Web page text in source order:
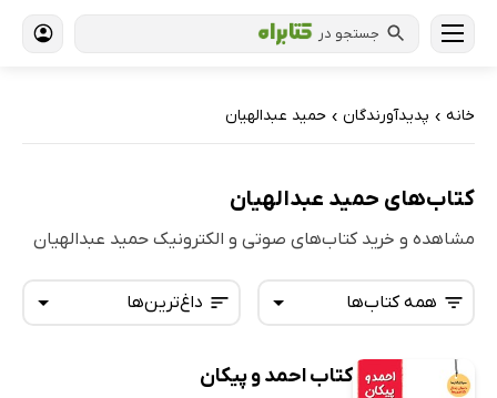
جستجو در
خانه › پدیدآورندگان › حمید عبدالهیان
کتاب‌های حمید عبدالهیان
مشاهده و خرید کتاب‌های صوتی و الکترونیک حمید عبدالهیان
داغ‌ترین‌ها
تازه‌ها
همه کتاب‌ها
همه کتاب‌ها
کتاب احمد و پیکان